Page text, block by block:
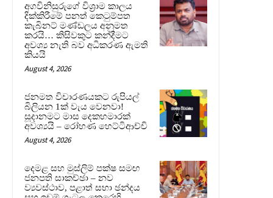
අගවිනිසුරුගේ විශ්‍රාම කාලය
දික්කිරීමේ පනත් කෙටුම්පත
කැබිනට් මණ්ඩලය අනුමත
කරයි… කිසිවකුට කන්දීමට
අවශ්‍ය නැති බව අධිකරණ ඇමති
කියයි
August 4, 2026
ජනමත විචාරණයකට රුපියල්
බිලියන 1ක් වැය වෙනවා!
සූදානමට මාස දෙකහමාරක්
අවශ්‍යයි – රෝහණ හෙට්ටිආච්චි
August 4, 2026
දෙමළ සහ මුස්ලිම් පක්ෂ සමඟ
ජනපති සාකච්ඡා – නව
ව්‍යවස්ථාව, පළාත් සභා ඡන්දය